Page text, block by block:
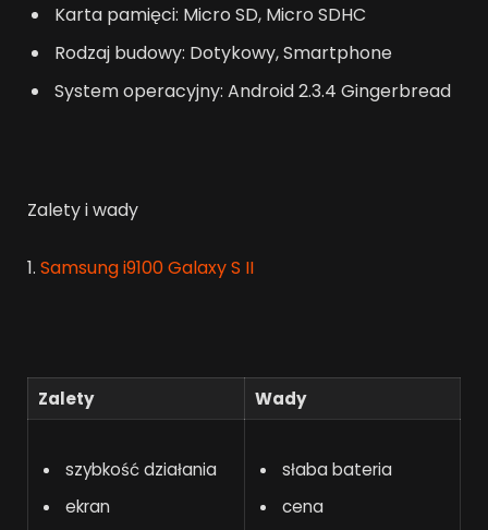
Karta pamięci: Micro SD, Micro SDHC
Rodzaj budowy: Dotykowy, Smartphone
System operacyjny: Android 2.3.4 Gingerbread
Zalety i wady
1. Samsung i9100 Galaxy S II
Zalety Wady
szybkość działania
ekran
słaba bateria
cena